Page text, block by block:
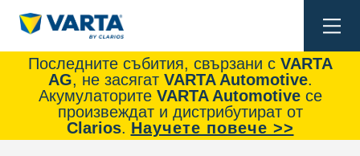
Последните събития, свързани с VARTA
AG, не засягат VARTA Automotive.
Акумулаторите VARTA Automotiveсе
произвеждат и дистрибутират от
Clarios. Научете повече >>